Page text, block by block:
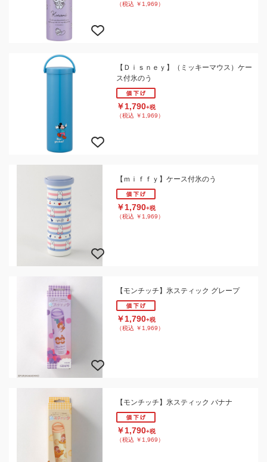
（税込 ￥1,969）
【Ｄｉｓｎｅｙ】（ミッキーマウス）ケー
ス付氷のう
￥1,790+税
（税込 ￥1,969）
【ｍｉｆｆｙ】ケース付氷のう
￥1,790+税
（税込 ￥1,969）
【モンチッチ】氷スティック グレープ
￥1,790+税
（税込 ￥1,969）
【モンチッチ】氷スティック バナナ
￥1,790+税
（税込 ￥1,969）